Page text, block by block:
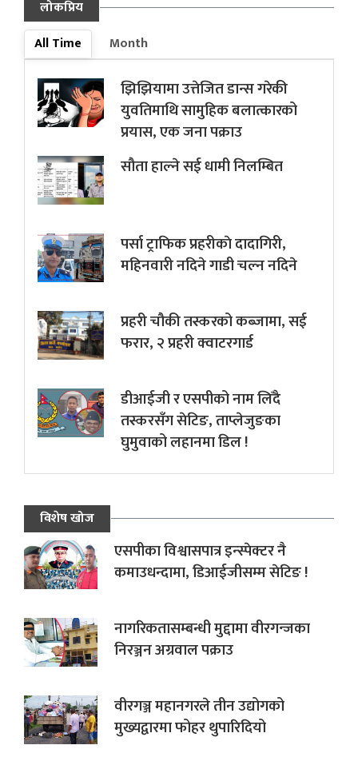
लोकप्रिय
All Time
Month
झिझियामा उत्तेजित डान्स गरेकी
युवतिमाथि सामुहिक बलात्कारको
प्रयास, एक जना पक्राउ
सौता हाल्ने सई धामी निलम्बित
पर्सा ट्राफिक प्रहरीकाे दादागिरी,
महिनवारी नदिने गाडी चल्न नदिने
प्रहरी चौकी तस्करको कब्जामा, सई
फरार, २ प्रहरी क्वाटरगार्ड
डीआईजी र एसपीको नाम लिँदै
तस्करसँग सेटिङ, ताप्लेजुङका
घुमुवाको लहानमा डिल !
विशेष खोज
एसपीका विश्वासपात्र इन्स्पेक्टर नै
कमाउधन्दामा, डिआईजीसम्म सेटिङ !
नागरिकतासम्बन्धी मुद्दामा वीरगन्जका
निरञ्जन अग्रवाल पक्राउ
वीरगञ्ज महानगरले तीन उद्योगको
मुख्यद्वारमा फोहर थुपारिदियो